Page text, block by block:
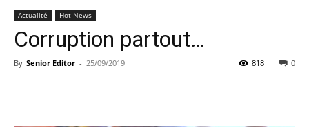
Actualité Hot News
Corruption partout…
By Senior Editor - 25/09/2019 0
818